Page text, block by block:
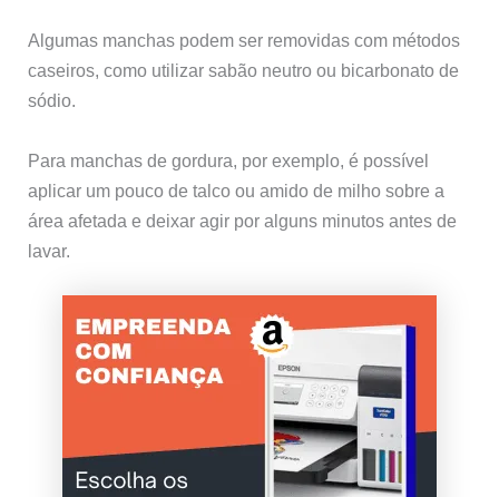
Algumas manchas podem ser removidas com métodos
caseiros, como utilizar sabão neutro ou bicarbonato de
sódio.
Para manchas de gordura, por exemplo, é possível
aplicar um pouco de talco ou amido de milho sobre a
área afetada e deixar agir por alguns minutos antes de
lavar.